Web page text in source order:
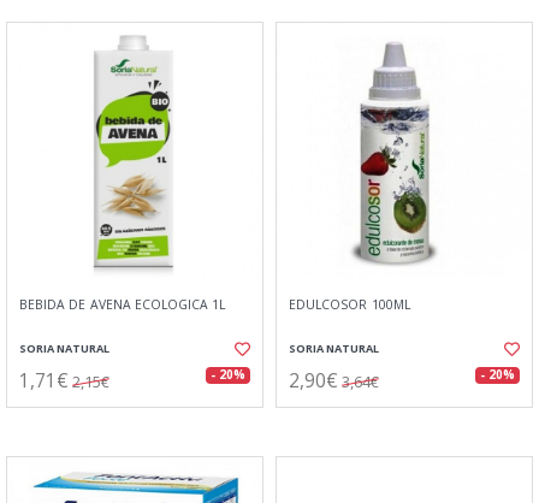
BEBIDA DE AVENA ECOLOGICA 1L
SORIA NATURAL
1,71€ 2,15€ - 20%
EDULCOSOR 100ML
SORIA NATURAL
2,90€ 3,64€ - 20%